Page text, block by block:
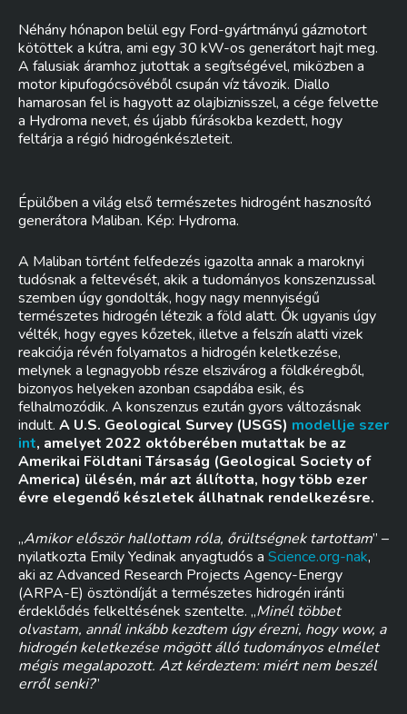
Néhány hónapon belül egy Ford-gyártmányú gázmotort
kötöttek a kútra, ami egy 30 kW-os generátort hajt meg.
A falusiak áramhoz jutottak a segítségével, miközben a
motor kipufogócsövéből csupán víz távozik. Diallo
hamarosan fel is hagyott az olajbiznisszel, a cége felvette
a Hydroma nevet, és újabb fúrásokba kezdett, hogy
feltárja a régió hidrogénkészleteit.
Épülőben a világ első természetes hidrogént hasznosító
generátora Maliban. Kép: Hydroma.
A Maliban történt felfedezés igazolta annak a maroknyi
tudósnak a feltevését, akik a tudományos konszenzussal
szemben úgy gondolták, hogy nagy mennyiségű
természetes hidrogén létezik a föld alatt. Ők ugyanis úgy
vélték, hogy egyes kőzetek, illetve a felszín alatti vizek
reakciója révén folyamatos a hidrogén keletkezése,
melynek a legnagyobb része elszivárog a földkéregből,
bizonyos helyeken azonban csapdába esik, és
felhalmozódik. A konszenzus ezután gyors változásnak
indult. A U.S. Geological Survey (USGS) modellje szer
int, amelyet 2022 októberében mutattak be az
Amerikai Földtani Társaság (Geological Society of
America) ülésén, már azt állította, hogy több ezer
évre elegendő készletek állhatnak rendelkezésre.
„Amikor először hallottam róla, őrültségnek tartottam” –
nyilatkozta Emily Yedinak anyagtudós a Science.org-nak,
aki az Advanced Research Projects Agency-Energy
(ARPA-E) ösztöndíját a természetes hidrogén iránti
érdeklődés felkeltésének szentelte. „Minél többet
olvastam, annál inkább kezdtem úgy érezni, hogy wow, a
hidrogén keletkezése mögött álló tudományos elmélet
mégis megalapozott. Azt kérdeztem: miért nem beszél
erről senki?”